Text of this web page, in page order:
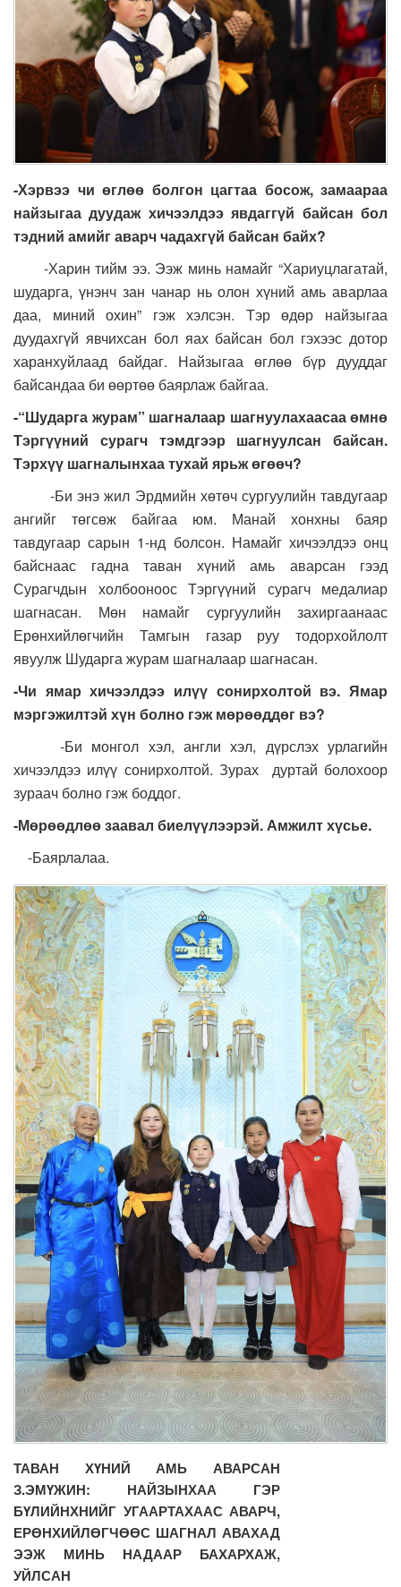
-Хэрвээ чи өглөө болгон цагтаа босож, замаараа
найзыгаа дуудаж хичээлдээ явдаггүй байсан бол
тэдний амийг аварч чадахгүй байсан байх?
-Харин тийм ээ. Ээж минь намайг “Хариуцлагатай,
шударга, үнэнч зан чанар нь олон хүний амь аварлаа
даа, миний охин” гэж хэлсэн. Тэр өдөр найзыгаа
дуудахгүй явчихсан бол яах байсан бол гэхээс дотор
харанхуйлаад байдаг. Найзыгаа өглөө бүр дууддаг
байсандаа би өөртөө баярлаж байгаа.
-“Шударга журам” шагналаар шагнуулахаасаа өмнө
Тэргүүний сурагч тэмдгээр шагнуулсан байсан.
Тэрхүү шагналынхаа тухай ярьж өгөөч?
-Би энэ жил Эрдмийн хөтөч сургуулийн тавдугаар
ангийг төгсөж байгаа юм. Манай хонхны баяр
тавдугаар сарын 1-нд болсон. Намайг хичээлдээ онц
байснаас гадна таван хүний амь аварсан гээд
Сурагчдын холбооноос Тэргүүний сурагч медалиар
шагнасан. Мөн намайг сургуулийн захиргаанаас
Ерөнхийлөгчийн Тамгын газар руу тодорхойлолт
явуулж Шударга журам шагналаар шагнасан.
-Чи ямар хичээлдээ илүү сонирхолтой вэ. Ямар
мэргэжилтэй хүн болно гэж мөрөөддөг вэ?
-Би монгол хэл, англи хэл, дүрслэх урлагийн
хичээлдээ илүү сонирхолтой. Зурах дуртай болохоор
зураач болно гэж боддог.
-Мөрөөдлөө заавал биелүүлээрэй. Амжилт хүсье.
-Баярлалаа.
ТАВАН ХҮНИЙ АМЬ АВАРСАН
З.ЭМҮЖИН: НАЙЗЫНХАА ГЭР
БҮЛИЙНХНИЙГ УГААРТАХААС АВАРЧ,
ЕРӨНХИЙЛӨГЧӨӨС ШАГНАЛ АВАХАД
ЭЭЖ МИНЬ НАДААР БАХАРХАЖ,
УЙЛСАН